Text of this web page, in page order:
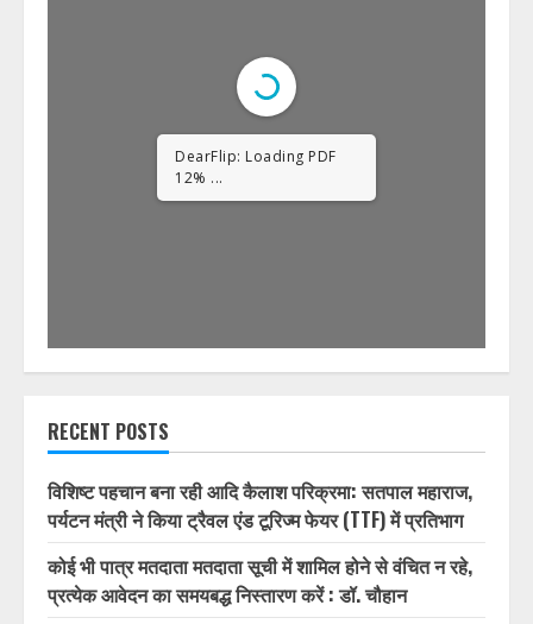
DearFlip: Loading PDF
23% ...
RECENT POSTS
विशिष्ट पहचान बना रही आदि कैलाश परिक्रमा: सतपाल महाराज,
पर्यटन मंत्री ने किया ट्रैवल एंड टूरिज्म फेयर (TTF) में प्रतिभाग
कोई भी पात्र मतदाता मतदाता सूची में शामिल होने से वंचित न रहे,
प्रत्येक आवेदन का समयबद्ध निस्तारण करें : डॉ. चौहान